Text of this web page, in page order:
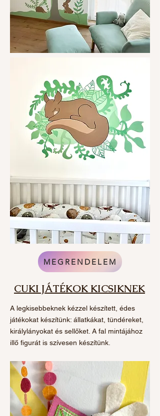
MEGRENDELEM
CUKI JÁTÉKOK KICSIKNEK
A legkisebbeknek kézzel készített, édes
játékokat készítünk: állatkákat, tündéreket,
királylányokat és sellőket. A fal mintájához
illő figurát is szívesen készítünk.